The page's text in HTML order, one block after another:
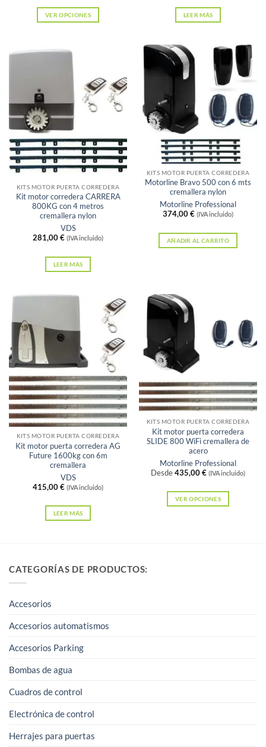
VER OPCIONES
tiene
múltiples
variantes.
Las
opciones
se
pueden
elegir
en
la
página
de
producto
LEER MÁS
Sin existencias
KITS MOTOR PUERTA CORREDERA
Kit motor corredera CARRERA
800KG con 4 metros
cremallera nylon
VDS
281,00€ (IVA incluido)
LEER MÁS
KITS MOTOR PUERTA CORREDERA
Motorline Bravo 500 con 6 mts
cremallera nylon
Motorline Professional
374,00€ (IVA incluido)
AÑADIR AL CARRITO
Sin existencias
KITS MOTOR PUERTA CORREDERA
Kit motor puerta corredera AG
Future 1600kg con 6m
cremallera
VDS
415,00€ (IVA incluido)
LEER MÁS
KITS MOTOR PUERTA CORREDERA
Kit motor puerta corredera
SLIDE 800 WiFi cremallera de
acero
Motorline Professional
Desde435,00€ (IVA incluido)
VER OPCIONES
CATEGORÍAS DE PRODUCTOS:
Accesorios
Accesorios automatismos
Accesorios Parking
Bombas de agua
Cuadros de control
Electrónica de control
Herrajes para puertas